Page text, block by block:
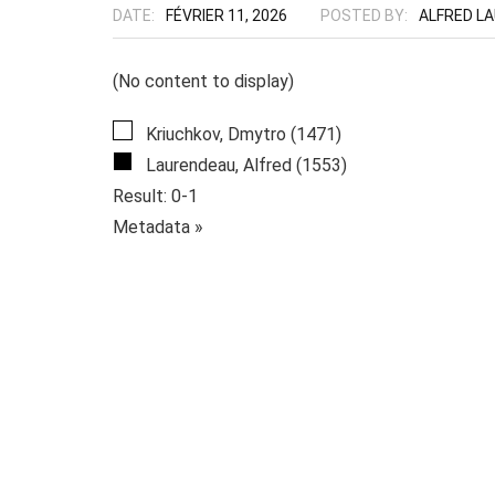
DATE: FÉVRIER 11, 2026 POSTED BY: ALFRED
(No content to display)
Kriuchkov, Dmytro (1471)
Laurendeau, Alfred (1553)
Result: 0-1
Metadata »